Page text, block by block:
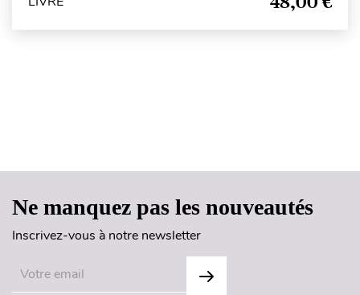
Ne manquez pas les nouveautés
Inscrivez-vous à notre newsletter